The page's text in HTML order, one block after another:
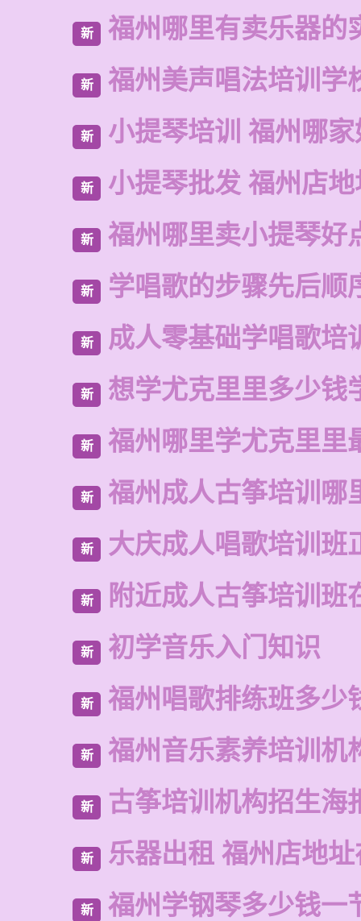
新 福州哪里有卖乐器的
新 福州美声唱法培训学
新 小提琴培训 福州哪
新 小提琴批发 福州店
新 福州哪里卖小提琴好
新 学唱歌的步骤先后顺
新 成人零基础学唱歌培
新 想学尤克里里多少钱
新 福州哪里学尤克里里
新 福州成人古筝培训哪
新 大庆成人唱歌培训班
新 附近成人古筝培训班
新 初学音乐入门知识
新 福州唱歌排练班多少
新 福州音乐素养培训机
新 古筝培训机构招生海
新 乐器出租 福州店地
新 福州学钢琴多少钱一